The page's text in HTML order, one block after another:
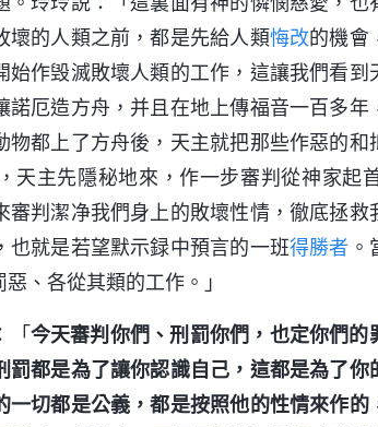
壞的人類之前，都是先給人類悔改的機會
始作毁滅敗壞人類的工作，這讓我們看
厄造方舟，并且在地上傳福音一百多年
物都上了方舟後，天主就把那些作惡的
天主先隱秘地來，作一步審判從神家起
審判潔净我們身上的敗壞性情，徹底拯
也就是若望默示録中預言的一班得勝者
、各從其類的工作。」
「 今天審判你們、刑罰你們，也定你們
罰都是為了讓你認識自己，這都是為了
一切都是公義，都是按照他的性情來作